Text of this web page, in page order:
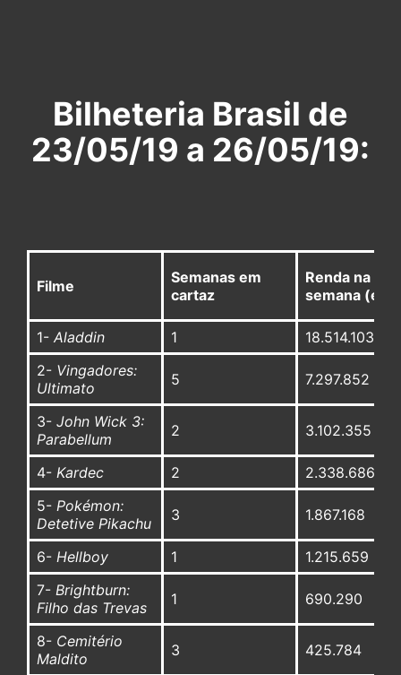
Bilheteria Brasil de
23/05/19 a 26/05/19:
Filme
Semanas em
cartaz
Renda na
semana (em
1- Aladdin 1
18.514.103
2- Vingadores:
Ultimato
5 7.297.852
3- John Wick 3:
Parabellum
2 3.102.355
4- Kardec 2
2.338.686
5- Pokémon:
Detetive Pikachu
3 1.867.168
6- Hellboy 1
1.215.659
7- Brightburn:
Filho das Trevas
1 690.290
8- Cemitério
Maldito
3 425.784